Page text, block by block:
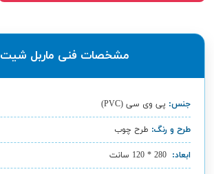
مشخصات فنی ماربل شیت
جنس: پی وی سی (PVC)
طرح و رنگ: طرح چوب
ابعاد: